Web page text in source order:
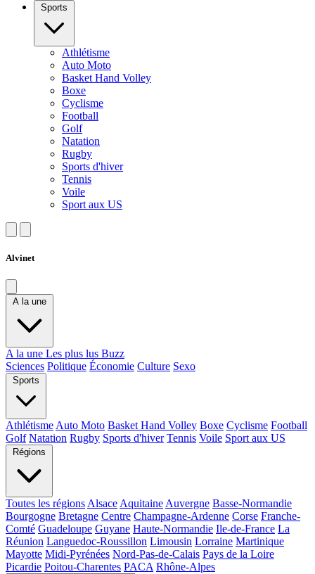
Sports
Athlétisme
Auto Moto
Basket Hand Volley
Boxe
Cyclisme
Football
Golf
Natation
Rugby
Sports d'hiver
Tennis
Voile
Sport aux US
Alvinet
A la une
A la une Les plus lus Buzz
Sciences Politique Économie Culture Sexo
Sports
Athlétisme Auto Moto Basket Hand Volley Boxe Cyclisme Football
Golf Natation Rugby Sports d'hiver Tennis Voile Sport aux US
Régions
Toutes les régions Alsace Aquitaine Auvergne Basse-Normandie
Bourgogne Bretagne Centre Champagne-Ardenne Corse Franche-
Comté Guadeloupe Guyane Haute-Normandie Ile-de-France La
Réunion Languedoc-Roussillon Limousin Lorraine Martinique
Mayotte Midi-Pyrénées Nord-Pas-de-Calais Pays de la Loire
Picardie Poitou-Charentes PACA Rhône-Alpes